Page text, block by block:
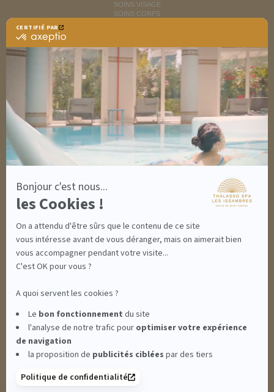
CERTIFIÉ PAR
certifié
-
En
savoir
plus
sur
Axeptio
Bonjour c'est nous...
les Cookies !
On a attendu d'être sûrs que le contenu de ce site
vous intéresse avant de vous déranger, mais on aimerait bien
vous accompagner pendant votre visite...
C'est OK pour vous ?
A quoi servent les cookies ?
Le bon fonctionnement du site
l'analyse de notre trafic pour optimiservotre expérience
de navigation
la proposition de publicités ciblées par des tiers
Politique de confidentialité
SOINS VISAGE
SOINS CORPS
SOLAIRES
NUTRITION / INFUSIONS
OUTLET
DÉCOUVRIR EN IMAGES
NEWSLETTERS
8 BONNES RAISONS DE VENIR
MON COMPTE
MENTIONS LÉGALES
CONDITIONS GÉNÉRALES - BONS CADEAUX
POLITIQUE DE CONFIDENTIALITÉ
THALASSO SPA LES ISSAMBRES - RÉSIDENCE LES CALANQUES PIERRE &
VACANCES**** - BOULEVARD DU MÉROU - 83380 LES ISSAMBRES -
CLIQUEZ-ICI POUR MODIFIER VOS PRÉFÉRENCES EN MATIÈRE DE COOKIES